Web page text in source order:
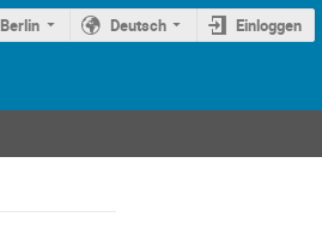
Deutsch Einloggen